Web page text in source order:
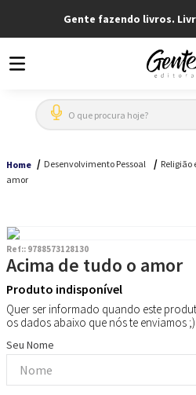
Gente fazendo livros.
O que procura hoje?
Home Desenvolvimento Pessoal Religião
amor
Ref:: 9788573128130
Acima de tudo o amor